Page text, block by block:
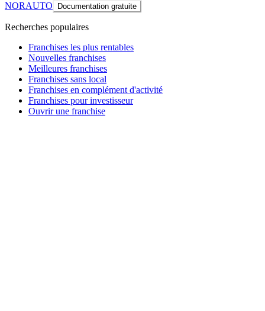
NORAUTO Documentation gratuite
Recherches populaires
Franchises les plus rentables
Nouvelles franchises
Meilleures franchises
Franchises sans local
Franchises en complément d'activité
Franchises pour investisseur
Ouvrir une franchise